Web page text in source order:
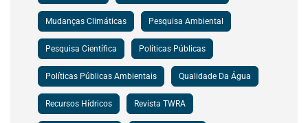
Mudanças Climáticas Pesquisa Ambiental
Pesquisa Científica Políticas Públicas
Políticas Públicas Ambientais Qualidade Da Água
Recursos Hídricos Revista TWRA